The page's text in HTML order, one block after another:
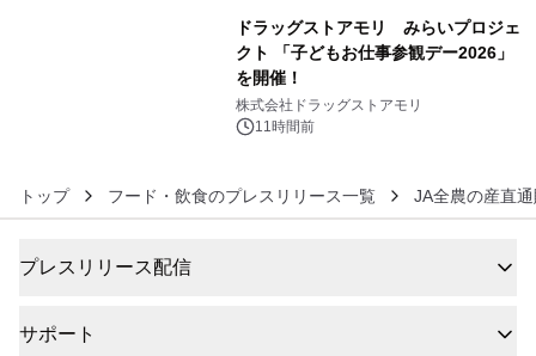
ドラッグストアモリ みらいプロジェ
クト 「子どもお仕事参観デー2026」
を開催！
株式会社ドラッグストアモリ
11時間前
トップ フード・飲食のプレスリリース一覧 JA全農の産直
プレスリリース配信
サポート